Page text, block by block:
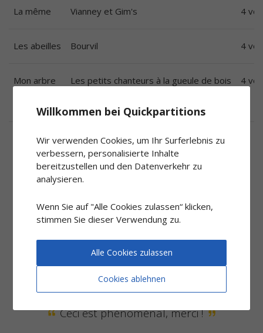
La même Vianney et Gim's 4
Les abeilles Bourvil 4
Mon arbre Les petits chanteurs à la gueule de bois 4
J'ai été ravi de trouver un
partenaire tel que vous qui puissiez
avec nos souhaits spécifiques. Je vous
en remercie infiniment.
Harmonie des Labourdins -(Ustaritz)
Ceci est phénoménal, merci !
Willkommen bei Quickpartitions
Wir verwenden Cookies, um Ihr Surferlebnis zu
verbessern, personalisierte Inhalte
bereitzustellen und den Datenverkehr zu
analysieren.
Wenn Sie auf "Alle Cookies zulassen“ klicken,
stimmen Sie dieser Verwendung zu.
Cookies ablehnen
Alle Cookies zulassen